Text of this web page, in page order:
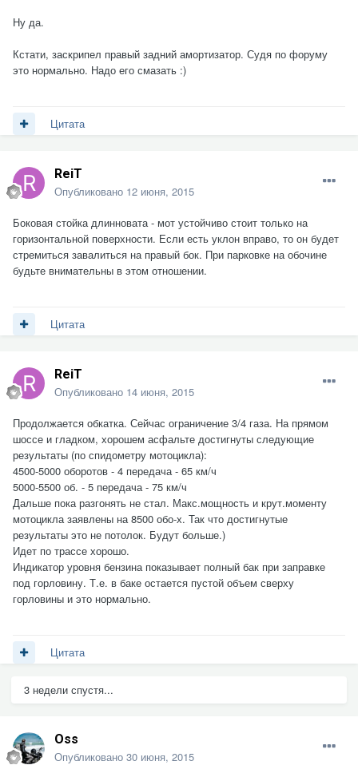
Ну да.
Кстати, заскрипел правый задний амортизатор. Судя по форуму
это нормально. Надо его смазать :)
Цитата
ReiT
Опубликовано 12 июня, 2015
Боковая стойка длинновата - мот устойчиво стоит только на
горизонтальной поверхности. Если есть уклон вправо, то он будет
стремиться завалиться на правый бок. При парковке на обочине
будьте внимательны в этом отношении.
Цитата
ReiT
Опубликовано 14 июня, 2015
Продолжается обкатка. Сейчас ограничение 3/4 газа. На прямом
шоссе и гладком, хорошем асфальте достигнуты следующие
результаты (по спидометру мотоцикла):
4500-5000 оборотов - 4 передача - 65 км/ч
5000-5500 об. - 5 передача - 75 км/ч
Дальше пока разгонять не стал. Макс.мощность и крут.моменту
мотоцикла заявлены на 8500 обо-х. Так что достигнутые
результаты это не потолок. Будут больше.)
Идет по трассе хорошо.
Индикатор уровня бензина показывает полный бак при заправке
под горловину. Т.е. в баке остается пустой объем сверху
горловины и это нормально.
Цитата
3 недели спустя...
Oss
Опубликовано 30 июня, 2015